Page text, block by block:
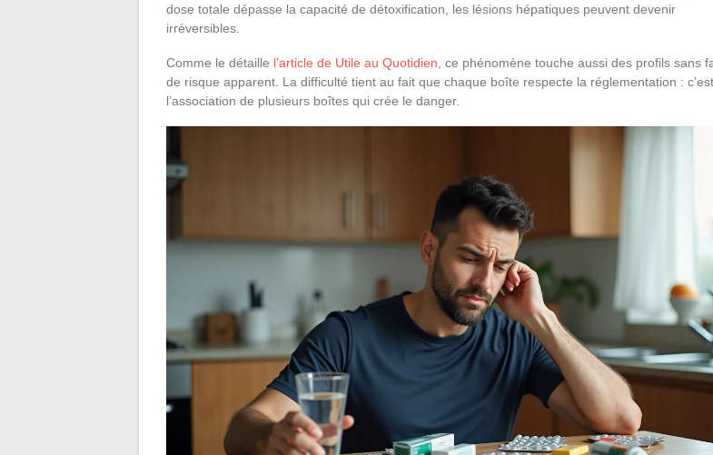
dose totale dépasse la capacité de détoxification, les lésions hépatiques peuvent devenir
irréversibles.
Comme le détaille l’article de Utile au Quotidien , ce phénomène touche aussi des profils sans
de risque apparent. La difficulté tient au fait que chaque boîte respecte la réglementation : c’est
l’association de plusieurs boîtes qui crée le danger.